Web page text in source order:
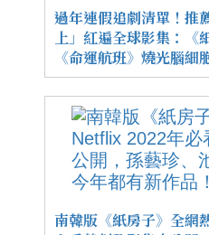
過年連假追劇清單！
上」紅遍全球影集：《
《命運航班》燒光腦細
南韓版《紙房子》全